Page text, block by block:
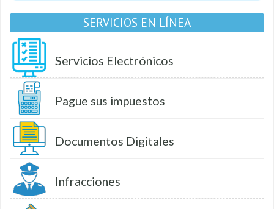
SERVICIOS EN LÍNEA
Servicios Electrónicos
Pague sus impuestos
Documentos Digitales
Infracciones